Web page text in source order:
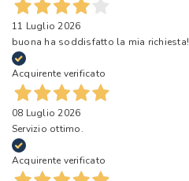
11 Luglio 2026
buona ha soddisfatto la mia richiesta!
Acquirente verificato
08 Luglio 2026
Servizio ottimo.
Acquirente verificato